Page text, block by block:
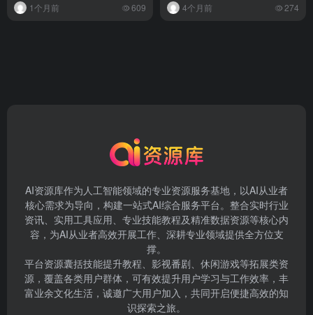
1个月前 609 4个月前 274
AI资源库作为人工智能领域的专业资源服务基地，以AI从业者
核心需求为导向，构建一站式AI综合服务平台。整合实时行业
资讯、实用工具应用、专业技能教程及精准数据资源等核心内
容，为AI从业者高效开展工作、深耕专业领域提供全方位支
撑。
平台资源囊括技能提升教程、影视番剧、休闲游戏等拓展类资
源，覆盖各类用户群体，可有效提升用户学习与工作效率，丰
富业余文化生活，诚邀广大用户加入，共同开启便捷高效的知
识探索之旅。